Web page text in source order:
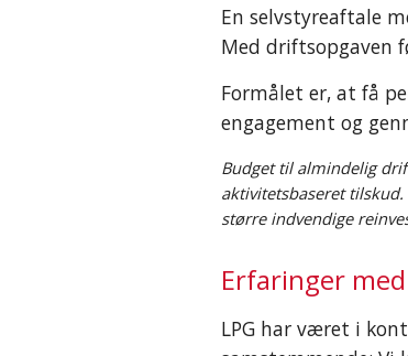
En selvstyreaftale
Med driftsopgaven
Formålet er, at få
engagement og
Budget til almindelig
aktivitetsbaseret
større indvendige
Erfaringer
LPG har været i